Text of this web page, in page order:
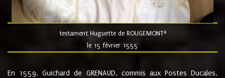
testament Huguette de ROUGEMONT4
le 15 février 1555
En 1559, Guichard de GRENAUD, commis aux Postes Ducales,